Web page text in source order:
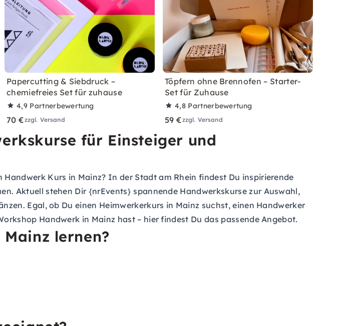
Papercutting & Siebdruck –
chemiefreies Set für zuhause
4,9 Partnerbewertung
70 €zzgl. Versand
Töpfern ohne Brennofen – Starter-
Set für Zuhause
4,8 Partnerbewertung
59 €zzgl. Versand
für Einsteiger und
Kurs in Mainz? In der Stadt am Rhein findest Du inspirierende
Aktuell stehen Dir {nrEvents} spannende Handwerkskurse zur Auswahl,
Egal, ob Du einen Heimwerkerkurs in Mainz suchst, einen Handwerker
Handwerk in Mainz hast – hier findest Du das passende Angebot.
lernen?